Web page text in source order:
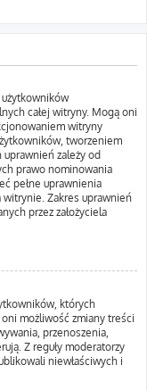
całej witryny. Mogą oni
witryny
tworzeniem
zależy od
prawo nominowania
pełne uprawnienia
Zakres uprawnień
przez założyciela
których
możliwość zmiany treści
przenoszenia,
Z reguły moderatorzy
niewłaściwych i